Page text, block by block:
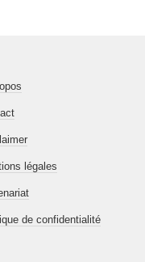
légales
de confidentialité